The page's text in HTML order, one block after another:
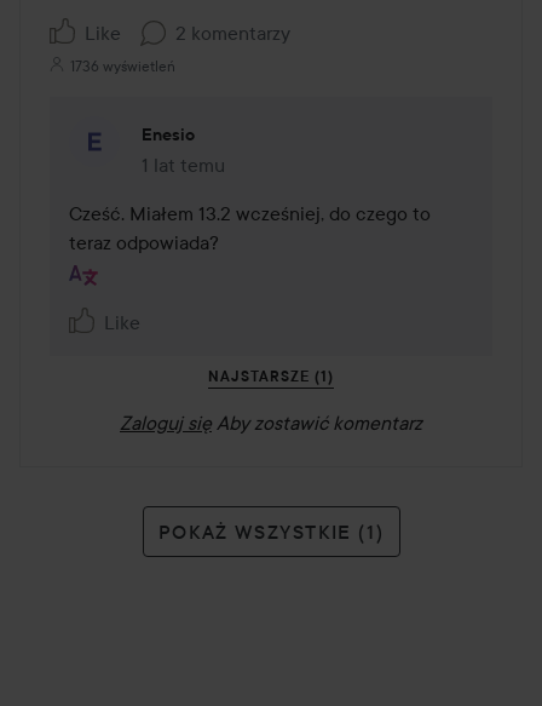
Like 2 komentarzy
1736 wyświetleń
Enesio
1 lat temu
Komentarz został dodany 1 lat temu
Cześć. Miałem 13.2 wcześniej, do czego to
teraz odpowiada?
Like
NAJSTARSZE (1)
Zaloguj się Aby zostawić komentarz
POKAŻ WSZYSTKIE (1)